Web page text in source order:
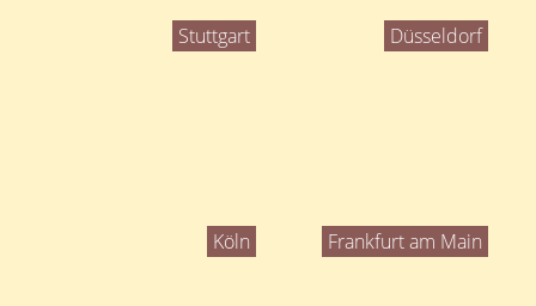
Stuttgart Düsseldorf
Köln Frankfurt am Main